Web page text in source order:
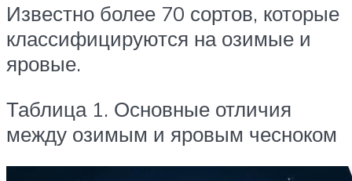
Известно более 70 сортов, которые
классифицируются на озимые и
яровые.
Таблица 1. Основные отличия
между озимым и яровым чесноком